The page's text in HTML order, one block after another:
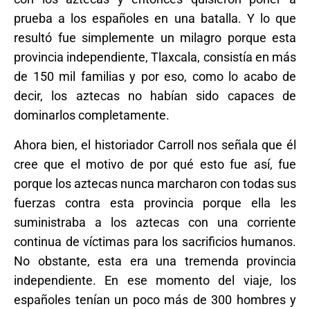
prueba a los españoles en una batalla. Y lo que
resultó fue simplemente un milagro porque esta
provincia independiente, Tlaxcala, consistía en más
de 150 mil familias y por eso, como lo acabo de
decir, los aztecas no habían sido capaces de
dominarlos completamente.
Ahora bien, el historiador Carroll nos señala que él
cree que el motivo de por qué esto fue así, fue
porque los aztecas nunca marcharon con todas sus
fuerzas contra esta provincia porque ella les
suministraba a los aztecas con una corriente
continua de víctimas para los sacrificios humanos.
No obstante, esta era una tremenda provincia
independiente. En ese momento del viaje, los
españoles tenían un poco más de 300 hombres y